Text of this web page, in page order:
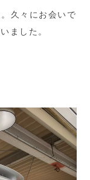
久々にお会いで
ました。